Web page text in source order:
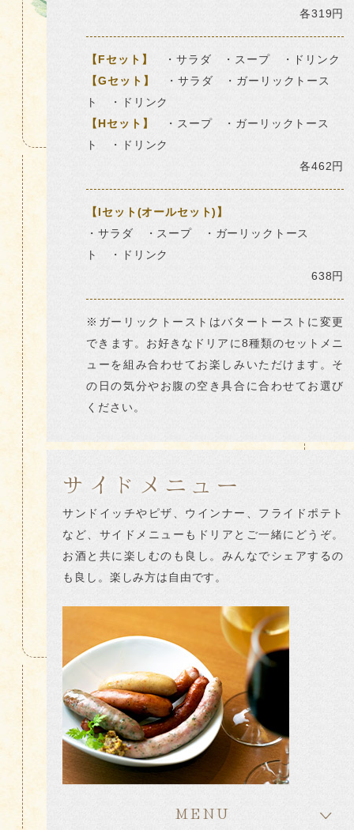
各319円
【Fセット】
・サラダ ・スープ ・ドリンク
【Gセット】
・サラダ ・ガーリックトース
ト ・ドリンク
【Hセット】
・スープ ・ガーリックトース
ト ・ドリンク
各462円
【Iセット(オールセット)】
・サラダ ・スープ ・ガーリックトース
ト ・ドリンク
638円
※ガーリックトーストはバタートーストに変更
できます。 お好きなドリアに8種類のセットメニ
ューを組み合わせてお楽しみいただけます。そ
の日の気分やお腹の空き具合に合わせてお選び
ください。
サイドメニュー
サンドイッチやピザ、ウインナー、フライドポテト
など、サイドメニューもドリアとご一緒にどうぞ。
お酒と共に楽しむのも良し。みんなでシェアするの
も良し。楽しみ方は自由です。
MENU